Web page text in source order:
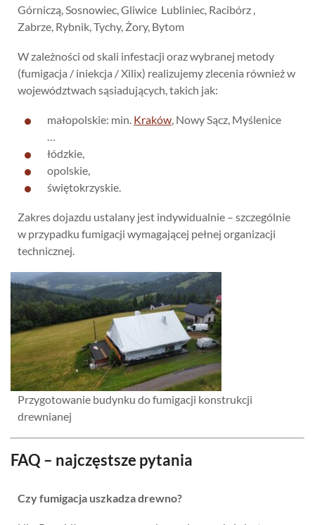
Górniczą, Sosnowiec, Gliwice Lubliniec, Racibórz ,
Zabrze, Rybnik, Tychy, Żory, Bytom
W zależności od skali infestacji oraz wybranej metody
(fumigacja / iniekcja / Xilix) realizujemy zlecenia również w
województwach sąsiadujących, takich jak:
małopolskie: min. Kraków, Nowy Sącz, Myślenice
…
łódzkie,
opolskie,
świętokrzyskie.
Zakres dojazdu ustalany jest indywidualnie – szczególnie
w przypadku fumigacji wymagającej pełnej organizacji
technicznej.
Przygotowanie budynku do fumigacji konstrukcji
drewnianej
FAQ – najczęstsze pytania
Czy fumigacja uszkadza drewno?